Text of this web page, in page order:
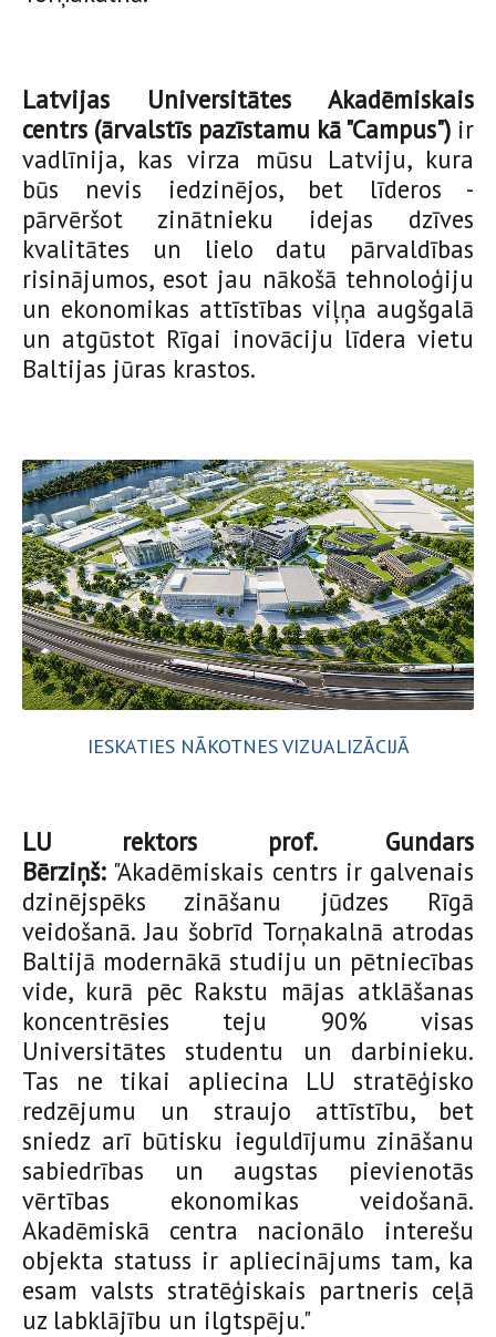
Latvijas Universitātes Akadēmiskais
centrs (ārvalstīs pazīstamu kā "Campus") ir
vadlīnija, kas virza mūsu Latviju, kura
būs nevis iedzinējos, bet līderos -
pārvēršot zinātnieku idejas dzīves
kvalitātes un lielo datu pārvaldības
risinājumos, esot jau nākošā tehnoloģiju
un ekonomikas attīstības viļņa augšgalā
un atgūstot Rīgai inovāciju līdera vietu
Baltijas jūras krastos.
IESKATIES NĀKOTNES VIZUALIZĀCIJĀ
LU rektors prof. Gundars
Bērziņš: "Akadēmiskais centrs ir galvenais
dzinējspēks zināšanu jūdzes Rīgā
veidošanā. Jau šobrīd Torņakalnā atrodas
Baltijā modernākā studiju un pētniecības
vide, kurā pēc Rakstu mājas atklāšanas
koncentrēsies teju 90% visas
Universitātes studentu un darbinieku.
Tas ne tikai apliecina LU stratēģisko
redzējumu un straujo attīstību, bet
sniedz arī būtisku ieguldījumu zināšanu
sabiedrības un augstas pievienotās
vērtības ekonomikas veidošanā.
Akadēmiskā centra nacionālo interešu
objekta statuss ir apliecinājums tam, ka
esam valsts stratēģiskais partneris ceļā
uz labklājību un ilgtspēju."